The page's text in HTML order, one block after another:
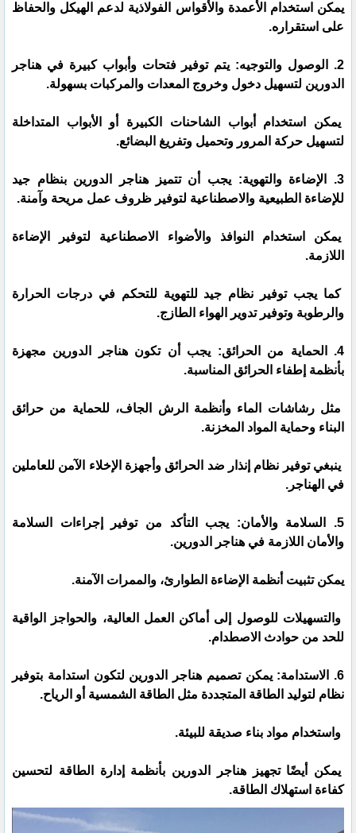
يمكن استخدام الأعمدة والأقواس الفولاذية لدعم الهيكل والحفاظ
على استقراره.
2. الوصول والتوجيه: يتم توفير فتحات وأبواب كبيرة في هناجر
الدورين لتسهيل دخول وخروج المعدات والمركبات بسهولة.
يمكن استخدام أبواب الشاحنات الكبيرة أو الأبواب المتداخلة
لتسهيل حركة المرور وتحميل وتفريغ البضائع.
3. الإضاءة والتهوية: يجب أن تتميز هناجر الدورين بنظام جيد
للإضاءة الطبيعية والاصطناعية لتوفير ظروف عمل مريحة وآمنة.
يمكن استخدام النوافذ والأضواء الاصطناعية لتوفير الإضاءة
اللازمة.
كما يجب توفير نظام جيد للتهوية للتحكم في درجات الحرارة
والرطوبة وتوفير تدوير الهواء الطازج.
4. الحماية من الحرائق: يجب أن تكون هناجر الدورين مجهزة
بأنظمة إطفاء الحرائق المناسبة.
مثل رشاشات الماء وأنظمة الرش الجاف، للحماية من حرائق
البناء وحماية المواد المخزنة.
ينبغي توفير نظام إنذار ضد الحرائق وأجهزة الإخلاء الآمن للعاملين
في الهناجر.
5. السلامة والأمان: يجب التأكد من توفير إجراءات السلامة
والأمان اللازمة في هناجر الدورين.
يمكن تثبيت أنظمة الإضاءة الطوارئ، والممرات الآمنة.
والتسهيلات للوصول إلى أماكن العمل العالية، والحواجز الواقية
للحد من حوادث الاصطدام.
6. الاستدامة: يمكن تصميم هناجر الدورين لتكون استدامة بتوفير
نظام لتوليد الطاقة المتجددة مثل الطاقة الشمسية أو الرياح.
واستخدام مواد بناء صديقة للبيئة.
يمكن أيضًا تجهيز هناجر الدورين بأنظمة إدارة الطاقة لتحسين
كفاءة استهلاك الطاقة.